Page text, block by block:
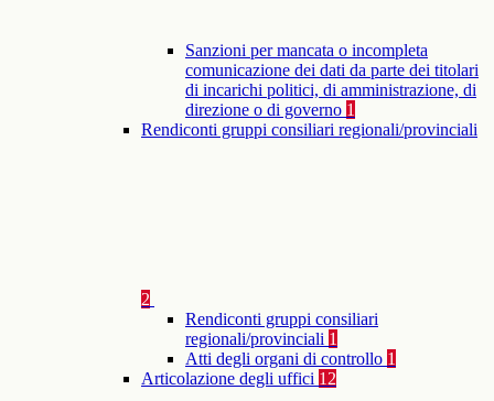
Sanzioni per mancata o incompleta
comunicazione dei dati da parte dei titolari
di incarichi politici, di amministrazione, di
direzione o di governo 1
Rendiconti gruppi consiliari regionali/provinciali
2
Rendiconti gruppi consiliari
regionali/provinciali 1
Atti degli organi di controllo 1
Articolazione degli uffici 12